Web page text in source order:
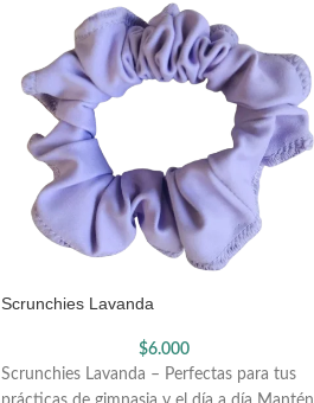
Scrunchies Lavanda
$6.000
Scrunchies Lavanda – Perfectas para tus